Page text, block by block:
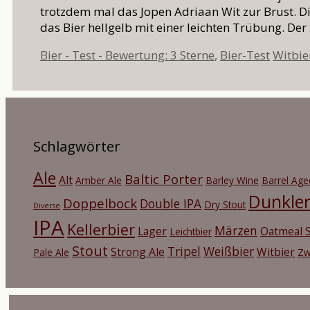
trotzdem mal das Jopen Adriaan Wit zur Brust.
das Bier hellgelb mit einer leichten Trübung.
Kategorien
Bier - Test - Bewertung: 3 Sterne, Bier-Test
Schlagwörter
Ale Alt Amber Ale Baltic Porter Barley Wine Barrel
Diverse Doppelbock Double IPA Dry Stout
IPA Kellerbier Lager Leichtbier Märzen Oatmeal
Pale Ale Stout Strong Ale Tripel WeißbierWitbier